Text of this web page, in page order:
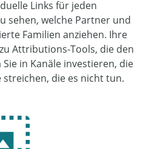
Links für jeden
sehen, welche Partner und
Familien anziehen. Ihre
Attributions-Tools, die den
Sie in Kanäle investieren, die
streichen, die es nicht tun.